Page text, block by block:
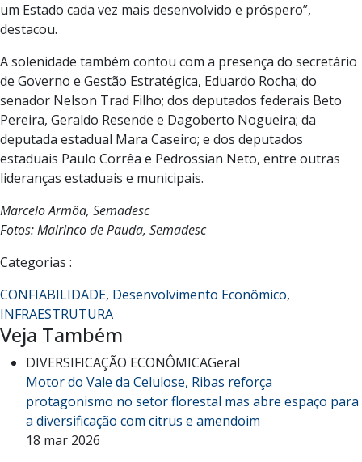
um Estado cada vez mais desenvolvido e próspero”,
destacou.
A solenidade também contou com a presença do secretário
de Governo e Gestão Estratégica, Eduardo Rocha; do
senador Nelson Trad Filho; dos deputados federais Beto
Pereira, Geraldo Resende e Dagoberto Nogueira; da
deputada estadual Mara Caseiro; e dos deputados
estaduais Paulo Corrêa e Pedrossian Neto, entre outras
lideranças estaduais e municipais.
Marcelo Armôa, Semadesc
Fotos: Mairinco de Pauda, Semadesc
Categorias :
CONFIABILIDADE, Desenvolvimento Econômico,
INFRAESTRUTURA
Veja Também
DIVERSIFICAÇÃO ECONÔMICAGeral
Motor do Vale da Celulose, Ribas reforça
protagonismo no setor florestal mas abre espaço para
a diversificação com citrus e amendoim
18 mar 2026